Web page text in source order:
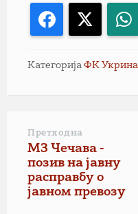
Facebook
Категорија ФК Укрина
Претходна
МЗ Чечава -
позив на јавну
расправбу о
јавном превозу